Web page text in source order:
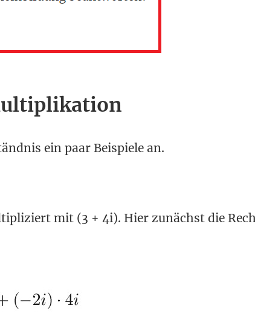
ein paar Beispiele an.
mit (3 + 4i). Hier zunächst die